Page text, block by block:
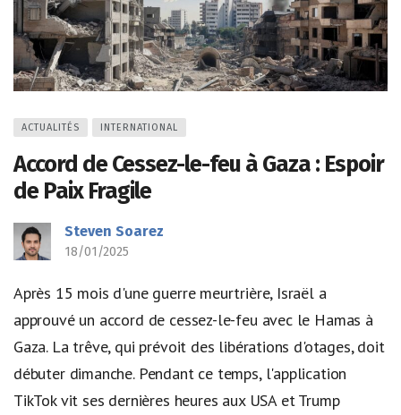
ACTUALITÉS INTERNATIONAL
Accord de Cessez-le-feu à Gaza : Espoir
de Paix Fragile
Steven Soarez
18/01/2025
Après 15 mois d'une guerre meurtrière, Israël a
approuvé un accord de cessez-le-feu avec le Hamas à
Gaza. La trêve, qui prévoit des libérations d'otages, doit
débuter dimanche. Pendant ce temps, l'application
TikTok vit ses dernières heures aux USA et Trump